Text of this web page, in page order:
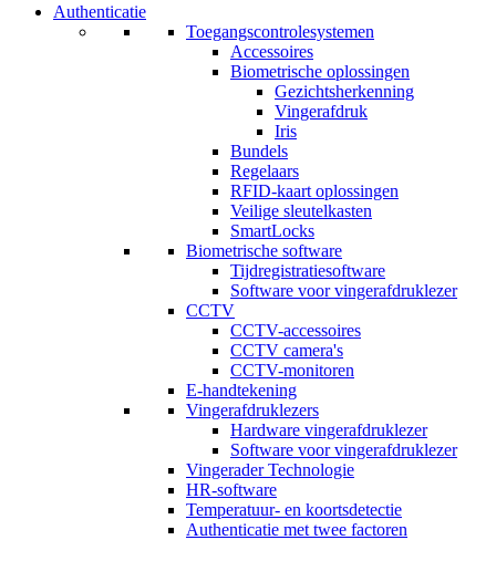
Authenticatie
Toegangscontrolesystemen
Accessoires
Biometrische oplossingen
Gezichtsherkenning
Vingerafdruk
Iris
Bundels
Regelaars
RFID-kaart oplossingen
Veilige sleutelkasten
SmartLocks
Biometrische software
Tijdregistratiesoftware
Software voor vingerafdruklezer
CCTV
CCTV-accessoires
CCTV camera's
CCTV-monitoren
E-handtekening
Vingerafdruklezers
Hardware vingerafdruklezer
Software voor vingerafdruklezer
Vingerader Technologie
HR-software
Temperatuur- en koortsdetectie
Authenticatie met twee factoren